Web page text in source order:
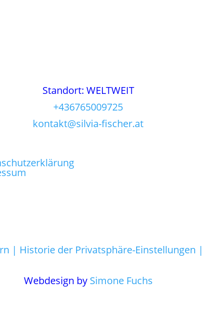
Standort: WELTWEIT
+436765009725
kontakt@silvia-fischer.at
| Historie der Privatsphäre-Einstellungen |
Webdesign by Simone Fuchs